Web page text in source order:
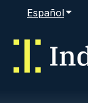
Español